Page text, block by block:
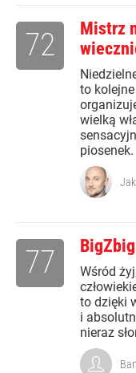
Mistrz
to
wielką
piosenek.
72
BigZbig
Wśród
to dzięki
i
nieraz
77